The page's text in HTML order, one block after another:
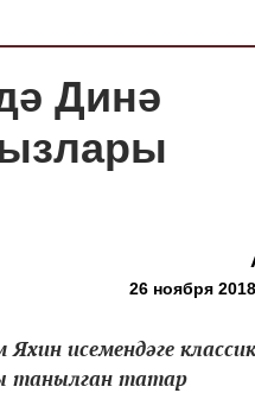
Динә
26 ноября
исемендәге классик
танылган татар